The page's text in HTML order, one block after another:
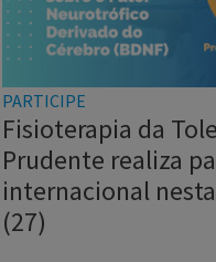
PARTICIPE
Fisioterapia da
Prudente realiza
internacional
(27)